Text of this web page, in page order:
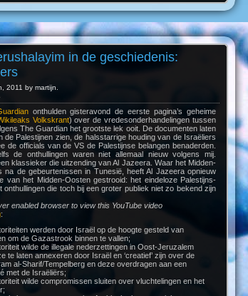
in de geschiedenis:
2011 by martijn.
onthulden gisteravond de eerste pagina’s geheime
Volkskrant) over de vredesonderhandelingen tussen
The Guardian het grootste lek ooit. De documenten laten
de Palestijnen zien, de halsstarrige houding van de Israëliers
de officials van de VS de Palestijnse belangen benaderden.
de onthullingen waren niet allemaal nieuw volgens mij.
klassieker die uitzending van Al Jazeera. Waar het Midden-
na de gebeurtenissen in Tunesië, heeft Al Jazeera opnieuw
van het Midden-Oosten gestrooid: het eindeloze Palestijns-
onthullingen die toch bij een groter publiek niet zo bekend zijn
enabled browser to view this YouTube video
:
werden door Israël op de hoogte gesteld van
om de Gazastrook binnen te vallen;
wilde de illegale nederzettingen in Oost-Jeruzalem
te laten annexeren door Israël en ‘creatief’ zijn over de
al-Sharif/Tempelberg en deze overdragen aan een
met de Israëliërs;
wilde compromissen sluiten over vluchtelingen en het